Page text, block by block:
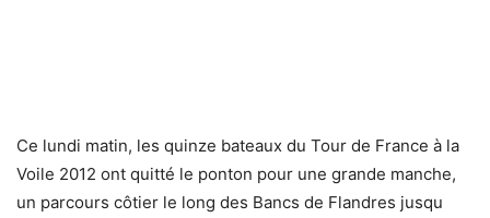
Ce lundi matin, les quinze bateaux du Tour de France à la
Voile 2012 ont quitté le ponton pour une grande manche,
un parcours côtier le long des Bancs de Flandres jusqu